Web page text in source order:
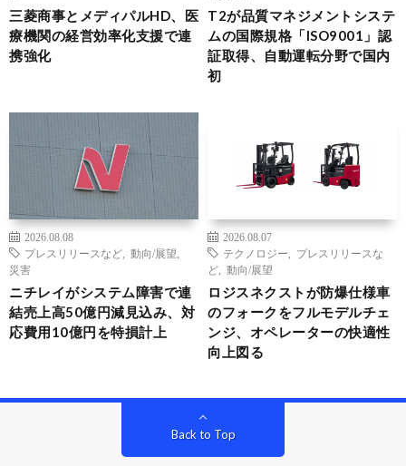
三菱商事とメディパルHD、医
療機関の経営効率化支援で連
携強化
T2が品質マネジメントシステ
ムの国際規格「ISO9001」認
証取得、自動運転分野で国内
初
2026.08.08
プレスリリースなど
動向/展望
災害
ニチレイがシステム障害で連
結売上高50億円減見込み、対
応費用10億円を特損計上
2026.08.07
テクノロジー
プレスリリースな
ど
動向/展望
ロジスネクストが防爆仕様車
のフォークをフルモデルチェ
ンジ、オペレーターの快適性
向上図る
Back to Top